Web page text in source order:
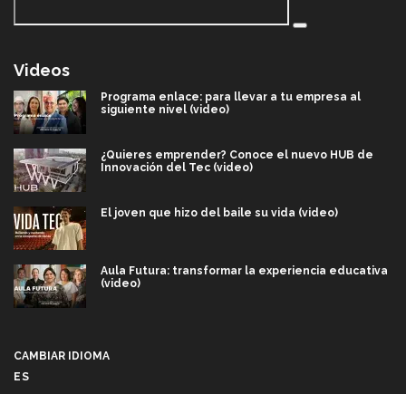
Videos
Programa enlace: para llevar a tu empresa al
siguiente nivel (video)
¿Quieres emprender? Conoce el nuevo HUB de
Innovación del Tec (video)
El joven que hizo del baile su vida (video)
Aula Futura: transformar la experiencia educativa
(video)
CAMBIAR IDIOMA
ES